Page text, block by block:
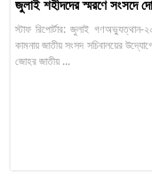
জুলাই শহীদদের স্মরণে সংসদে
স্টাফ রিপোর্টার: জুলাই
কামনায় জাতীয় সংসদ সচিবালয়ের
জোহর জাতীয় ...